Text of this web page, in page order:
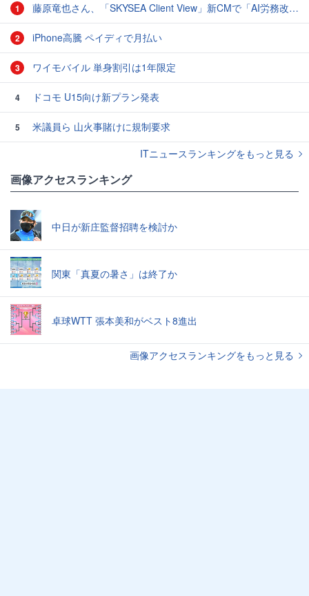
1 藤原竜也さん、「SKYSEA Client View」新CMで「AI労務改善」をアピール 働き方をAIが分析したら「すぐに休んで」と言われる？
2 iPhone高騰 ペイディで月払い
3 ワイモバイル 単身割引は1年限定
4 ドコモ U15向け新プラン発表
5
米議員ら 山火事賭けに規制要求
ITニュースランキングをもっと見る
画像アクセスランキング
中日が新庄監督招聘を検討か
関東「真夏の暑さ」は終了か
卓球WTT 張本美和がベスト8進出
画像アクセスランキングをもっと見る